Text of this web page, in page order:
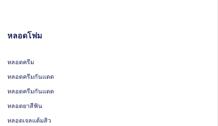
หลอดโฟม
หลอดครีม
หลอดครีมกันแดด
หลอดครีมกันแดด
หลอดยาสีฟัน
หลอดเจลแต้มสิว